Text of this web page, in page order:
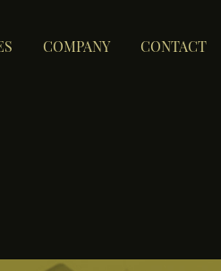
COMPANY CONTACT